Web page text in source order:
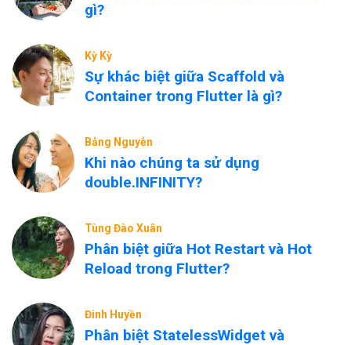
gì?
Kỳ Kỳ
Sự khác biệt giữa Scaffold và
Container trong Flutter là gì?
Bảng Nguyễn
Khi nào chúng ta sử dụng
double.INFINITY?
Tùng Đào Xuân
Phân biệt giữa Hot Restart và Hot
Reload trong Flutter?
Đinh Huyền
Phân biệt StatelessWidget và